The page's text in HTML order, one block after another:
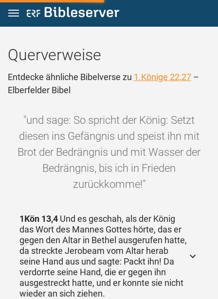
Zum Inhalt springen
Querverweise
Entdecke ähnliche Bibelverse zu 1.Könige 22,27 –
Elberfelder Bibel
"und sage: So spricht der König: Setzt
diesen ins Gefängnis und speist ihn mit
Brot der Bedrängnis und mit Wasser der
Bedrängnis, bis ich in Frieden
zurückkomme!"
1Kön 13,4 Und es geschah, als der König
das Wort des Mannes Gottes hörte, das er
gegen den Altar in Bethel ausgerufen hatte,
da streckte Jerobeam vom Altar herab
seine Hand aus und sagte: Packt ihn! Da
verdorrte seine Hand, die er gegen ihn
ausgestreckt hatte, und er konnte sie nicht
wieder an sich ziehen.